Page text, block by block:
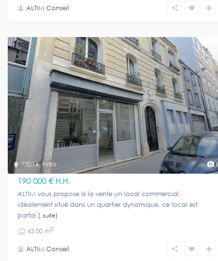
ALTIM Conseil
75014,Paris
190 000 € H.H.
ALTIM vous propose à la vente un local commercial,
idéalement situé dans un quartier dynamique, ce local est
parfai [..suite]
42,00 m2
ALTIM Conseil